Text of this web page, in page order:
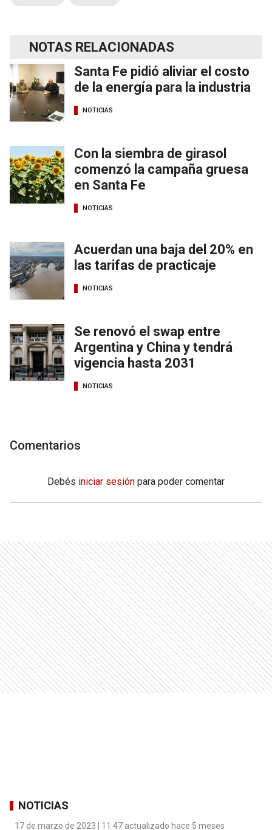
NOTAS RELACIONADAS
Santa Fe pidió aliviar el costo
de la energía para la industria
NOTICIAS
Con la siembra de girasol
comenzó la campaña gruesa
en Santa Fe
NOTICIAS
Acuerdan una baja del 20% en
las tarifas de practicaje
NOTICIAS
Se renovó el swap entre
Argentina y China y tendrá
vigencia hasta 2031
NOTICIAS
Comentarios
Debés iniciar sesión para poder comentar
NOTICIAS
17 de marzo de 2023 | 11:47 actualizado hace 5 meses